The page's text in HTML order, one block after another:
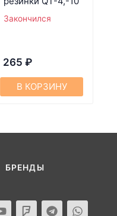
Закончился
265 ₽
В КОРЗИНУ
БРЕНДЫ